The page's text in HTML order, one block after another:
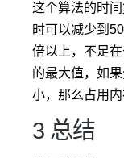
这个算法的时
时可以减少到
倍以上，不足
的最大值，如
小，那么占用
3 总结